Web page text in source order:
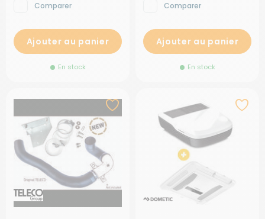
Comparer
Ajouter au panier
En stock
Comparer
Ajouter au panier
En stock